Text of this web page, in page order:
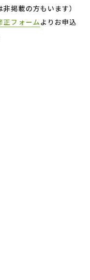
掲載の方もいます）
正フォームよりお申込